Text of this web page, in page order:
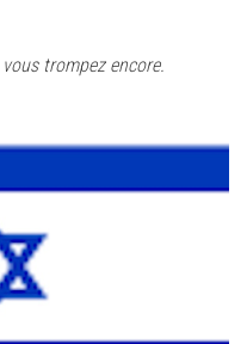
trompez encore.